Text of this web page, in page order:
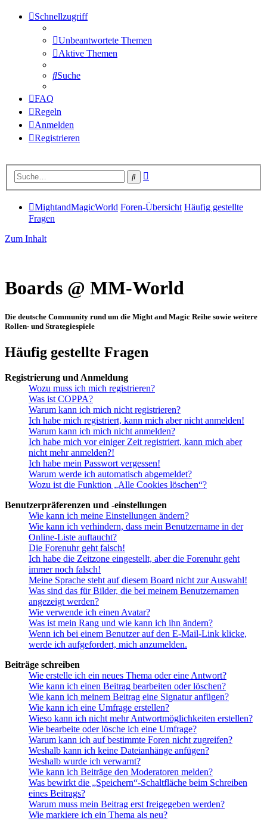
Schnellzugriff
Unbeantwortete Themen
Aktive Themen
Suche
FAQ
Regeln
Anmelden
Registrieren
Suche
MightandMagicWorld Foren-Übersicht Häufig gestellte
Fragen
Zum Inhalt
Boards @ MM-World
Die deutsche Community rund um die Might and Magic Reihe sowie weitere
Rollen- und Strategiespiele
Häufig gestellte Fragen
Registrierung und Anmeldung
Wozu muss ich mich registrieren?
Was ist COPPA?
Warum kann ich mich nicht registrieren?
Ich habe mich registriert, kann mich aber nicht anmelden!
Warum kann ich mich nicht anmelden?
Ich habe mich vor einiger Zeit registriert, kann mich aber
nicht mehr anmelden?!
Ich habe mein Passwort vergessen!
Warum werde ich automatisch abgemeldet?
Wozu ist die Funktion „Alle Cookies löschen“?
Benutzerpräferenzen und -einstellungen
Wie kann ich meine Einstellungen ändern?
Wie kann ich verhindern, dass mein Benutzername in der
Online-Liste auftaucht?
Die Forenuhr geht falsch!
Ich habe die Zeitzone eingestellt, aber die Forenuhr geht
immer noch falsch!
Meine Sprache steht auf diesem Board nicht zur Auswahl!
Was sind das für Bilder, die bei meinem Benutzernamen
angezeigt werden?
Wie verwende ich einen Avatar?
Was ist mein Rang und wie kann ich ihn ändern?
Wenn ich bei einem Benutzer auf den E-Mail-Link klicke,
werde ich aufgefordert, mich anzumelden.
Beiträge schreiben
Wie erstelle ich ein neues Thema oder eine Antwort?
Wie kann ich einen Beitrag bearbeiten oder löschen?
Wie kann ich meinem Beitrag eine Signatur anfügen?
Wie kann ich eine Umfrage erstellen?
Wieso kann ich nicht mehr Antwortmöglichkeiten erstellen?
Wie bearbeite oder lösche ich eine Umfrage?
Warum kann ich auf bestimmte Foren nicht zugreifen?
Weshalb kann ich keine Dateianhänge anfügen?
Weshalb wurde ich verwarnt?
Wie kann ich Beiträge den Moderatoren melden?
Was bewirkt die „Speichern“-Schaltfläche beim Schreiben
eines Beitrags?
Warum muss mein Beitrag erst freigegeben werden?
Wie markiere ich ein Thema als neu?